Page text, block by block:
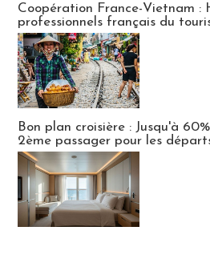
Coopération France-Vietnam :
professionnels français du
Bon plan croisière : Jusqu'à
2ème passager pour les